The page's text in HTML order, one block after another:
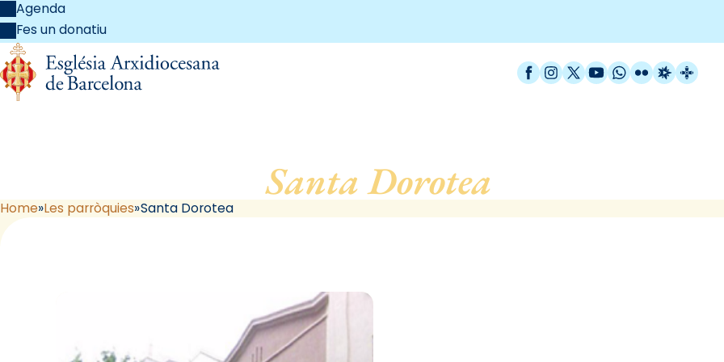
Agenda
Fes un donatiu
Facebook
Instagram
X / Twitter
YouTube
WhatsApp
FlickrRadio
Santa Dorotea
Home Les parròquies Santa Dorotea